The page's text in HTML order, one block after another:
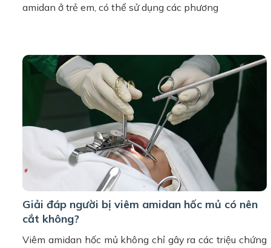
amidan ở trẻ em, có thể sử dụng các phương
Giải đáp người bị viêm amidan hốc mủ có nên
cắt không?
Viêm amidan hốc mủ không chỉ gây ra các triệu chứng